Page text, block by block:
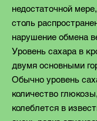
недостаточной
столь
нарушение обмена
Уровень сахара в
двумя основными
Обычно уровень
количество
колеблется в